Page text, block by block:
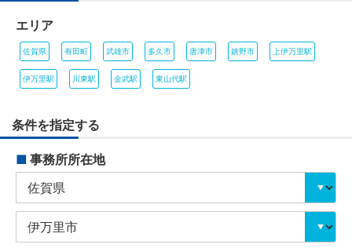
エリア
佐賀県 有田町 武雄市 多久市 唐津市 嬉野市 上伊万里駅
伊万里駅 川東駅 金武駅 東山代駅
条件を指定する
■ 事務所所在地